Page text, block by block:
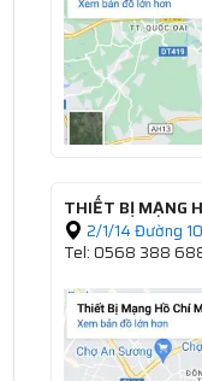
THIẾT BỊ MẠNG
2/1/14 Đường
Tel: 0568 388